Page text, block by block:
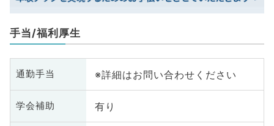
手当/福利厚生
通勤手当 ※詳細はお問い合わせください
学会補助 有り